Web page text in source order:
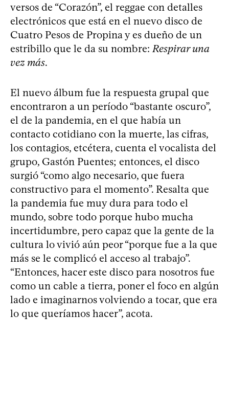
versos de “Corazón”, el reggae con detalles
electrónicos que está en el nuevo disco de
Cuatro Pesos de Propina y es dueño de un
estribillo que le da su nombre: Respirar una
vez más.
El nuevo álbum fue la respuesta grupal que
encontraron a un período “bastante oscuro”,
el de la pandemia, en el que había un
contacto cotidiano con la muerte, las cifras,
los contagios, etcétera, cuenta el vocalista del
grupo, Gastón Puentes; entonces, el disco
surgió “como algo necesario, que fuera
constructivo para el momento”. Resalta que
la pandemia fue muy dura para todo el
mundo, sobre todo porque hubo mucha
incertidumbre, pero capaz que la gente de la
cultura lo vivió aún peor “porque fue a la que
más se le complicó el acceso al trabajo”.
“Entonces, hacer este disco para nosotros fue
como un cable a tierra, poner el foco en algún
lado e imaginarnos volviendo a tocar, que era
lo que queríamos hacer”, acota.